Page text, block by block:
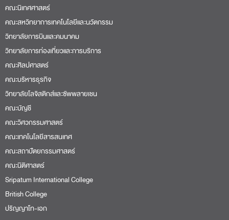
คณะนิเทศศาสตร์
คณะสหวิทยาการเทคโนโลยีและนวัตกรรม
วิทยาลัยการบินและคมนาคม
วิทยาลัยการท่องเที่ยวและการบริการ
คณะศิลปศาสตร์
คณะบริหารธุรกิจ
วิทยาลัยโลจิสติกส์และซัพพลายเชน
คณะบัญชี
คณะวิศวกรรมศาสตร์
คณะเทคโนโลยีสารสนเทศ
คณะสถาปัตยกรรมศาสตร์
คณะนิติศาสตร์
Sripatum International College
British College
ปริญญาโท-เอก